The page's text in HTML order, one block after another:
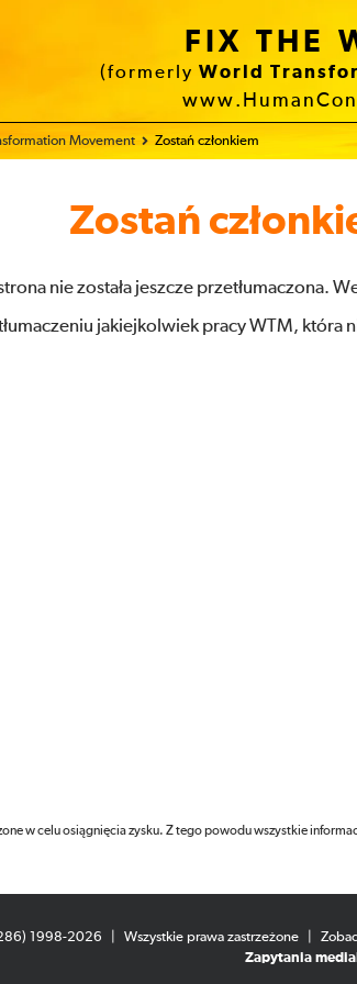
FIX THE
(formerly World
Movement Zostań członkiem
Zostań
strona nie została jeszcze przetłumaczona.
jakiejkolwiek pracy WTM, która
w celu osiągnięcia zysku. Z tego powodu wszystkie
1998-2026 Wszystkie prawa zastrzeżone
Zapytania